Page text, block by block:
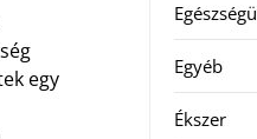
egy
Egyéb
Ékszer